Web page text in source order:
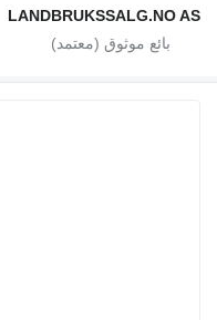
LANDBRUKSSALG.NO